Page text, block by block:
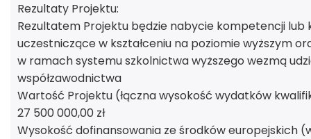
Rezultaty Projektu:
Rezultatem Projektu będzie nabycie kompetencji lub
uczestniczące w kształceniu na poziomie wyższym
w ramach systemu szkolnictwa wyższego wezmą
współzawodnictwa
Wartość Projektu (łączna wysokość wydatków
27 500 000,00 zł
Wysokość dofinansowania ze środków europejskich